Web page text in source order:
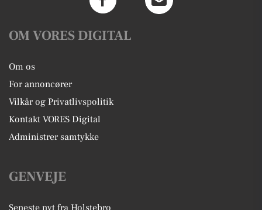
OM VORES DIGITAL
Om os
For annoncører
Vilkår og Privatlivspolitik
Kontakt VORES Digital
Administrer samtykke
GENVEJE